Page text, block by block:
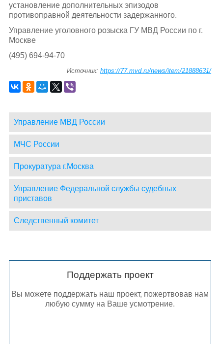
установление дополнительных эпизодов
противоправной деятельности задержанного.
Управление уголовного розыска ГУ МВД России по г.
Москве
(495) 694-94-70
Источник:https://77.mvd.ru/news/item/21888631/
Управление МВД России
МЧС России
Прокуратура г.Москва
Управление Федеральной службы судебных
приставов
Следственный комитет
Поддержать проект
Вы можете поддержать наш проект, пожертвовав нам
любую сумму на Ваше усмотрение.